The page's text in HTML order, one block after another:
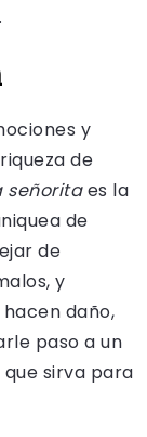
y
de
señoritaes la
de
de
y
daño,
paso a un
sirva para